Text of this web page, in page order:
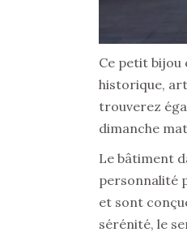
Ce petit bijou
historique,
trouverez
dimanche
Le bâtiment
personnalité
et sont
sérénité, le